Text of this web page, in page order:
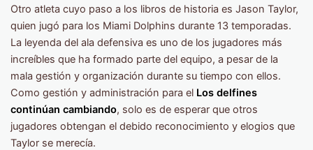
Otro atleta cuyo paso a los libros de historia es Jason Taylor,
quien jugó para los Miami Dolphins durante 13 temporadas.
La leyenda del ala defensiva es uno de los jugadores más
increíbles que ha formado parte del equipo, a pesar de la
mala gestión y organización durante su tiempo con ellos.
Como gestión y administración para el Los delfines
continúan cambiando, solo es de esperar que otros
jugadores obtengan el debido reconocimiento y elogios que
Taylor se merecía.